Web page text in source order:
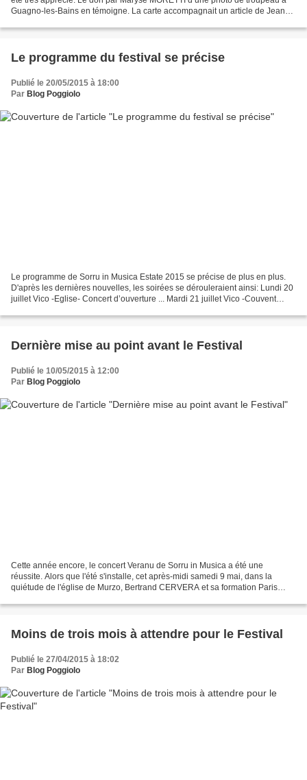
Guagno-les-Bains en témoigne. La carte accompagnait un article de Jean
Le programme du festival se précise
Publié le 20/05/2015 à 18:00
Par Blog Poggiolo
Le programme de Sorru in Musica Estate 2015 se précise de plus en plus.
D'après les dernières nouvelles, les soirées se dérouleraient ainsi: Lundi 20
juillet Vico -Eglise- Concert d’ouverture ... Mardi 21 juillet Vico -Couvent
Dernière mise au point avant le Festival
Publié le 10/05/2015 à 12:00
Par Blog Poggiolo
Cette année encore, le concert Veranu de Sorru in Musica a été une
réussite. Alors que l'été s'installe, cet après-midi samedi 9 mai, dans la
quiétude de l'église de Murzo, Bertrand CERVERA et sa formation Paris
Moins de trois mois à attendre pour le Festival
Publié le 27/04/2015 à 18:02
Par Blog Poggiolo